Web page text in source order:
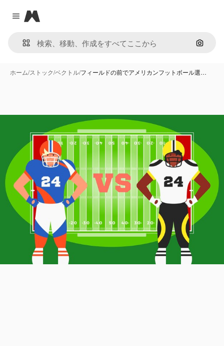
Close menu
Magnific
画像で
ホーム/ストック/ベクトル/フィールドの前でアメリカンフットボール選…